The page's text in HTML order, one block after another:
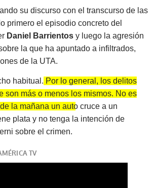
su discurso con el transcurso de las
primero el episodio concreto del
Daniel Barrientos y luego la agresión
la que ha apuntado a infiltrados,
de la UTA.
habitual. Por lo general, los delitos
son más o menos los mismos. No es
la mañana un auto cruce a un
plata y no tenga la intención de
sobre el crimen.